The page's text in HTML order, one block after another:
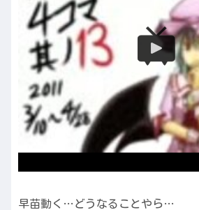
早苗動く…どうなることやら…